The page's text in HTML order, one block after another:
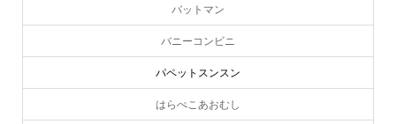
バットマン
バニーコンビニ
パペットスンスン
はらぺこあおむし